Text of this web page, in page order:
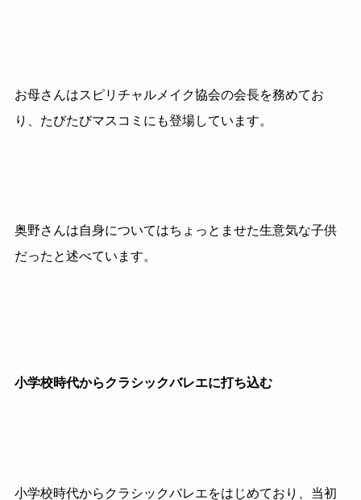
お母さんはスピリチャルメイク協会の会長を務めてお
り、たびたびマスコミにも登場しています。
奥野さんは自身についてはちょっとませた生意気な子供
だったと述べています。
小学校時代からクラシックバレエに打ち込む
小学校時代からクラシックバレエをはじめており、当初